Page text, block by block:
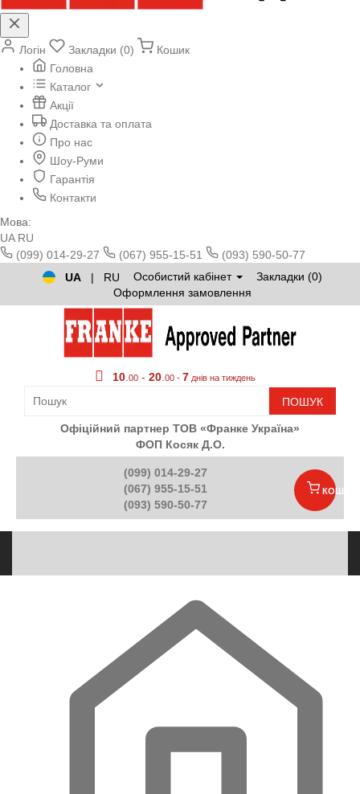
Логін Закладки (0)
Кошик
Головна
Каталог
Акції
Доставка та оплата
Про нас
Шоу-Руми
Гарантія
Контакти
Мова:
UA RU
(099) 014-29-27
(067) 955-15-51
(093) 590-50-77
UA
| RU Особистий кабінет
Закладки (0)
Оформлення замовлення
10 00 - 20 00 - 7 днів на тиждень
ПОШУК
Офіційний партнер ТОВ «Франке Україна»
ФОП Косяк Д.О.
(099) 014-29-27
(067) 955-15-51
(093) 590-50-77
КОШИК